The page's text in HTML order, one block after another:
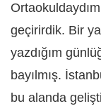
geçirirdik. Bir
yazdığım
bayılmış.
bu alanda